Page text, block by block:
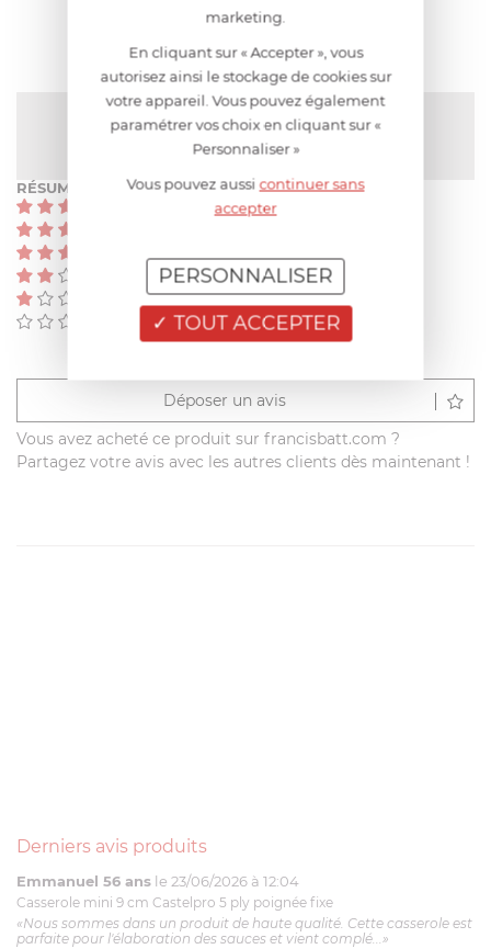
AVIS CLIENT
NOTE MOYENNE
Pas encore de note
RÉSUMÉ
Déposer un avis
Vous avez acheté ce produit sur francisbatt.com ?
Partagez votre avis avec les autres clients dès maintenant !
Derniers avis produits
Emmanuel 56 ans le 23/06/2026 à 12:04
Casserole mini 9 cm Castelpro 5 ply poignée fixe
«Nous sommes dans un produit de haute qualité. Cette casserole est
parfaite pour l'élaboration des sauces et vient complé...»
marketing.
En cliquant sur « Accepter », vous
autorisez ainsi le stockage de cookies sur
votre appareil. Vous pouvez également
paramétrer vos choix en cliquant sur «
Personnaliser »
Vous pouvez aussicontinuer sans
accepter
TOUT ACCEPTER
PERSONNALISER